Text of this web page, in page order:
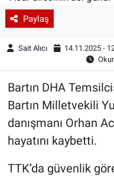
Paylaş
Sait Alıcı 14.11.2025 -
Bartın DHA
Bartın Milletvekili
danışmanı Orhan
hayatını kaybetti.
TTK’da güvenlik